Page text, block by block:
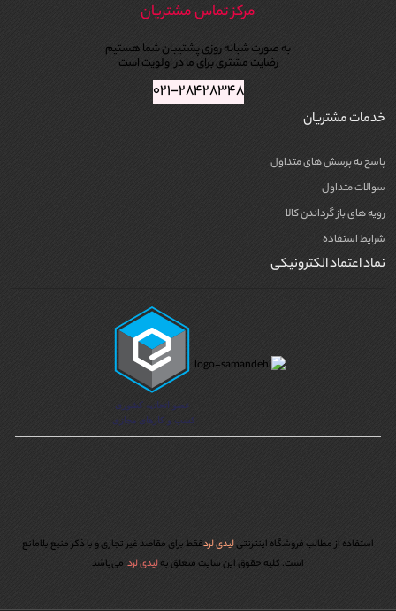
مرکز تماس مشتریان
به صورت شبانه روزی پشتیبان شما هستیم
رضایت مشتری برای ما در اولویت است
۰۲۱-۲۸۴۲۸۳۴۸
خدمات مشتریان
پاسخ به پرسش های متداول
سوالات متداول
رویه های باز گرداندن کالا
شرایط استفاده
نماد اعتماد الکترونیکی
استفاده از مطالب فروشگاه اینترنتیلیدی لردفقط برای مقاصد غیر تجاری و با ذکر منبع بلامانع
است. کليه حقوق اين سايت متعلق بهلیدی لرد می‌باشد